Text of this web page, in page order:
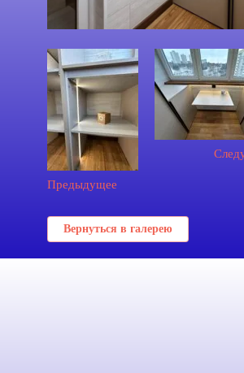
Предыдущее
Вернуться в галерею